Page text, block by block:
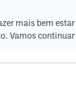
mais bem
Vamos